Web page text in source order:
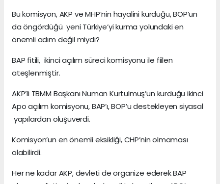
Bu komisyon, AKP ve MHP’nin hayalini kurduğu, BOP’un
da öngördüğü yeni Türkiye’yi kurma yolundaki en
önemli adım değil miydi?
BAP fitili, ikinci açılım süreci komisyonu ile fiilen
ateşlenmiştir.
AKP’li TBMM Başkanı Numan Kurtulmuş’un kurduğu ikinci
Apo açılım komisyonu, BAP’ı, BOP’u destekleyen siyasal
yapılardan oluşuverdi.
Komisyon’un en önemli eksikliği, CHP’nin olmaması
olabilirdi.
Her ne kadar AKP, devleti de organize ederek BAP